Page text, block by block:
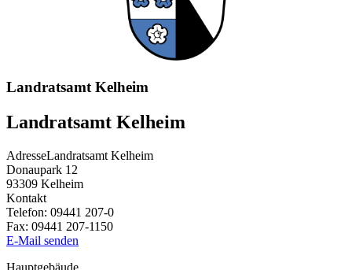
Landratsamt Kelheim
Landratsamt Kelheim
AdresseLandratsamt Kelheim
Donaupark 12
93309 Kelheim
Kontakt
Telefon: 09441 207-0
Fax: 09441 207-1150
E-Mail senden
Hauptgebäude